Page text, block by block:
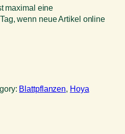
maximal eine
wenn neue Artikel online
Blattpflanzen, Hoya